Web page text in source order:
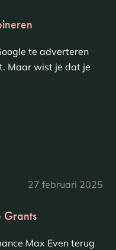
te adverteren
Maar wist je dat je
27 februari 2025
Grants
Max Even terug